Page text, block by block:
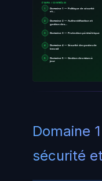
ÉTAPES / CONTRÔLES
1
Domaine 1 — Politique de sécurité
et…
2
Domaine 2 — Authentification et
gestion des…
3 Domaine 3 — Protection périmétrique
4
Domaine 4 — Sécurité des postes de
travail
5
Domaine 5 — Gestion des mises à
jour
Domaine
sécurité